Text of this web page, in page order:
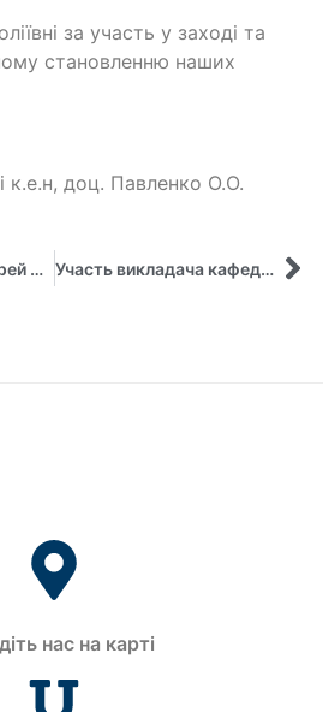
за участь у заході та
становленню наших
к.е.н, доц. Павленко О.О.
День відкритих дверей 2026 Участь викладача кафедри управління у навчальному візиті для представників Центрів навчання та освіти дорослих
нас на карті